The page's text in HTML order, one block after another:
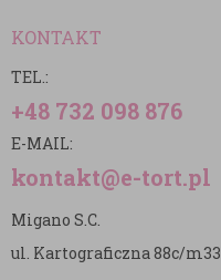
KONTAKT
TEL.:
+48 732 098 876
E-MAIL:
kontakt@e-tort.pl
Migano S.C.
ul. Kartograficzna 88c/m33